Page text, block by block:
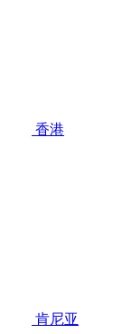
香港
肯尼亚